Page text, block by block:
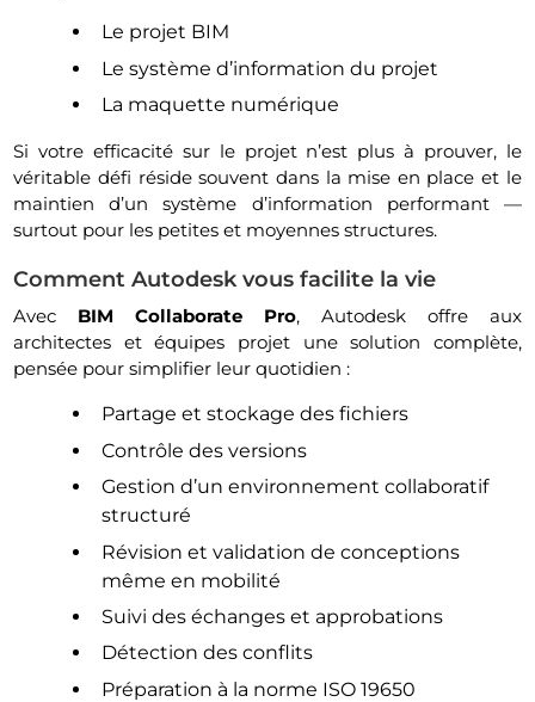
Le projet BIM
Le système d’information du projet
La maquette numérique
Si votre efficacité sur le projet n’est plus à prouver, le
véritable défi réside souvent dans la mise en place et le
maintien d’un système d’information performant —
surtout pour les petites et moyennes structures.
Comment Autodesk vous facilite la vie
Avec BIM Collaborate Pro, Autodesk offre aux
architectes et équipes projet une solution complète,
pensée pour simplifier leur quotidien :
Partage et stockage des fichiers
Contrôle des versions
Gestion d’un environnement collaboratif
structuré
Révision et validation de conceptions
même en mobilité
Suivi des échanges et approbations
Détection des conflits
Préparation à la norme ISO 19650